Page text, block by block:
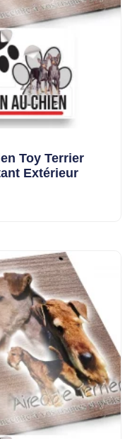
Toy Terrier
Extérieur